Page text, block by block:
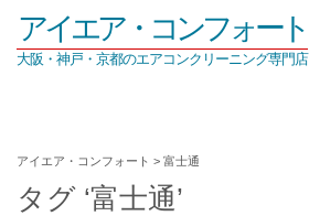
アイエア・コンフォート
大阪・神戸・京都のエアコンクリーニング専門店
アイエア・コンフォート > 富士通
タグ ‘富士通’